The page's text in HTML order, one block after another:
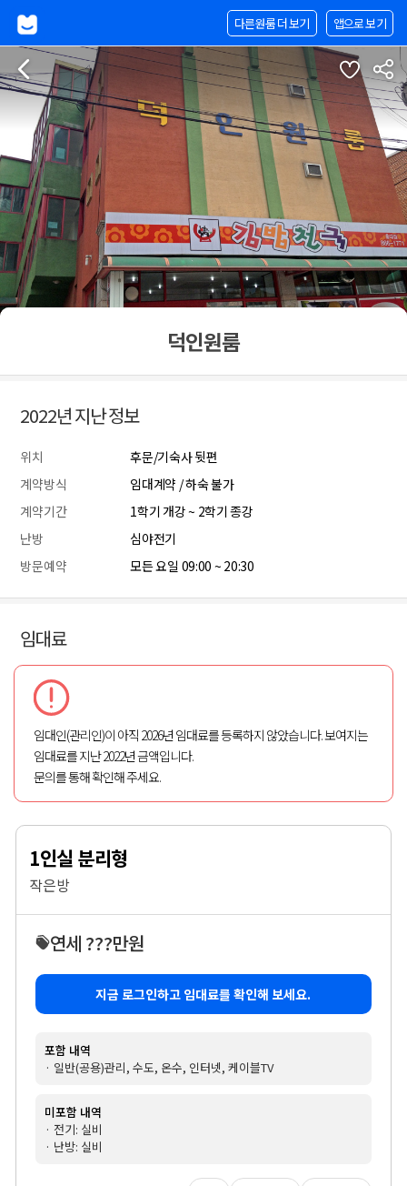
앱으로 보기
다른원룸 더 보기
덕인원룸
2022년 지난 정보
위치
후문/기숙사 뒷편
계약방식
임대계약 / 하숙 불가
계약기간
1학기 개강 ~ 2학기 종강
난방
심야전기
방문예약
모든 요일 09:00 ~ 20:30
임대료
임대인(관리인)이 아직 2026년 임대료를 등록하지 않았습니다. 보여지는
임대료를 지난 2022년 금액입니다.
문의를 통해 확인해 주세요.
1인실 분리형
작은방
연세 ???만원
지금 로그인하고 임대료를 확인해 보세요.
포함 내역
· 일반(공용)관리, 수도, 온수, 인터넷, 케이블TV
미포함 내역
· 전기: 실비
· 난방: 실비